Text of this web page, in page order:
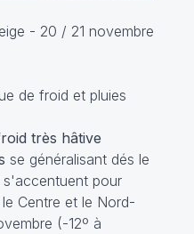
- 20 / 21 novembre
de froid et pluies
très hâtive
se généralisant dés le
s'accentuent pour
le Centre et le Nord-
(-12º à